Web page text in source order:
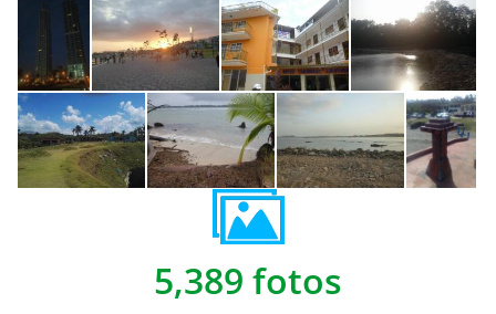
5,389 fotos